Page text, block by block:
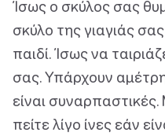
Ίσως ο σκύλος σας
σκύλο της γιαγιάς
παιδί. Ίσως να
σας. Υπάρχουν
είναι
πείτε λίγο ίνες εάν